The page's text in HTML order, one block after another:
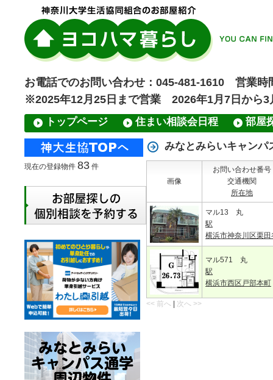
お電話でのお問い合わせ：045-481-1610 営
※2025年12月25日まで営業 2026年1月7日から
トップページ 住まい相談会日程 部屋
みなとみらいキャンパ
画像
お問い合わせ番号
交通機関
所在地
マル13 丸
駅
横浜市神奈川区栗田
マル571 丸
駅
横浜市西区戸部本町
<< 前へ 次へ >>
現在の登録物件 83 件